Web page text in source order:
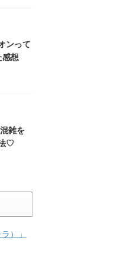
ンって
感想
雑を
♡
）」